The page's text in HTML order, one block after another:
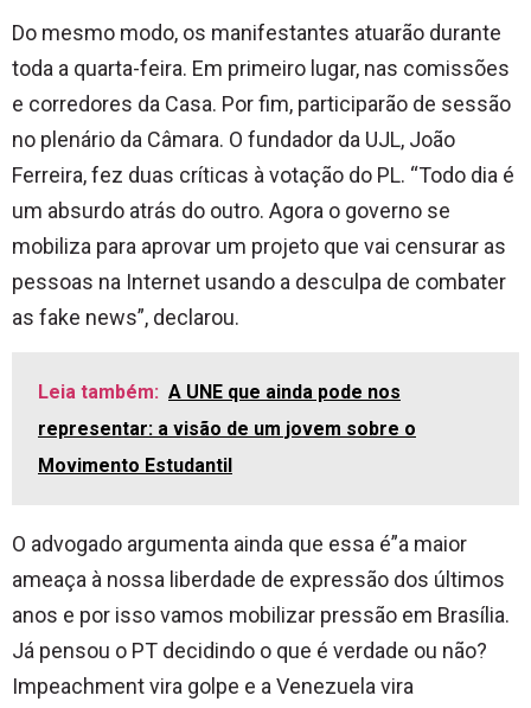
Do mesmo modo, os manifestantes atuarão durante
toda a quarta-feira. Em primeiro lugar, nas comissões
e corredores da Casa. Por fim, participarão de sessão
no plenário da Câmara. O fundador da UJL, João
Ferreira, fez duas críticas à votação do PL. “Todo dia é
um absurdo atrás do outro. Agora o governo se
mobiliza para aprovar um projeto que vai censurar as
pessoas na Internet usando a desculpa de combater
as fake news”, declarou.
Leia também: A UNE que ainda pode nos
representar: a visão de um jovem sobre o
Movimento Estudantil
O advogado argumenta ainda que essa é”a maior
ameaça à nossa liberdade de expressão dos últimos
anos e por isso vamos mobilizar pressão em Brasília.
Já pensou o PT decidindo o que é verdade ou não?
Impeachment vira golpe e a Venezuela vira